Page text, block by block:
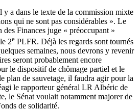
a dans le texte de la commission mixte
qui ne sont pas considérables ». Le
des Finances juge « préoccupant »
2e PLFR. Déjà les regards sont tournés
semaines, nous devrons y revenir
seront probablement encore
le dispositif de chômage partiel et le
plan de sauvetage, il faudra agir pour la
le rapporteur général LR Albéric de
le Sénat voulait notamment majorer de
de solidarité.